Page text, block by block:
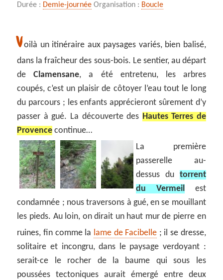
Durée : Demie-journée Organisation : Boucle
Voilà un itinéraire aux paysages variés, bien balisé,
dans la fraîcheur des sous-bois. Le sentier, au départ
deClamensane, a été entretenu, les arbres
coupés, c’est un plaisir de côtoyer l’eau tout le long
du parcours ; les enfants apprécieront sûrement d’y
passer à gué. La découverte des Hautes Terres de
Provence continue…
La première
passerelle au-
dessus du torrent
du Vermeil
est
condamnée ; nous traversons à gué, en se mouillant
les pieds. Au loin, on dirait un haut mur de pierre en
ruines, fin comme la lame de Facibelle ; il se dresse,
solitaire et incongru, dans le paysage verdoyant :
serait-ce le rocher de la baume qui sous les
poussées tectoniques aurait émergé entre deux